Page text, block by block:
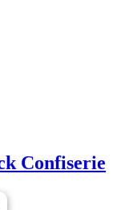
Confiserie